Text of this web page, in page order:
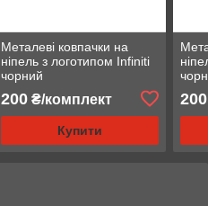
Металеві ковпачки на
ніпель з логотипом Infiniti
чорний
200₴/комплект
Купити
200